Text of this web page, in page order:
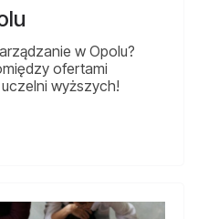
w Opolu?
ofertami
wyższych!